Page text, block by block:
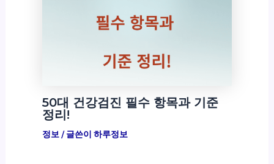
50대 건강검진 필수 항목과 기준
정리!
정보/ 글쓴이 하루정보